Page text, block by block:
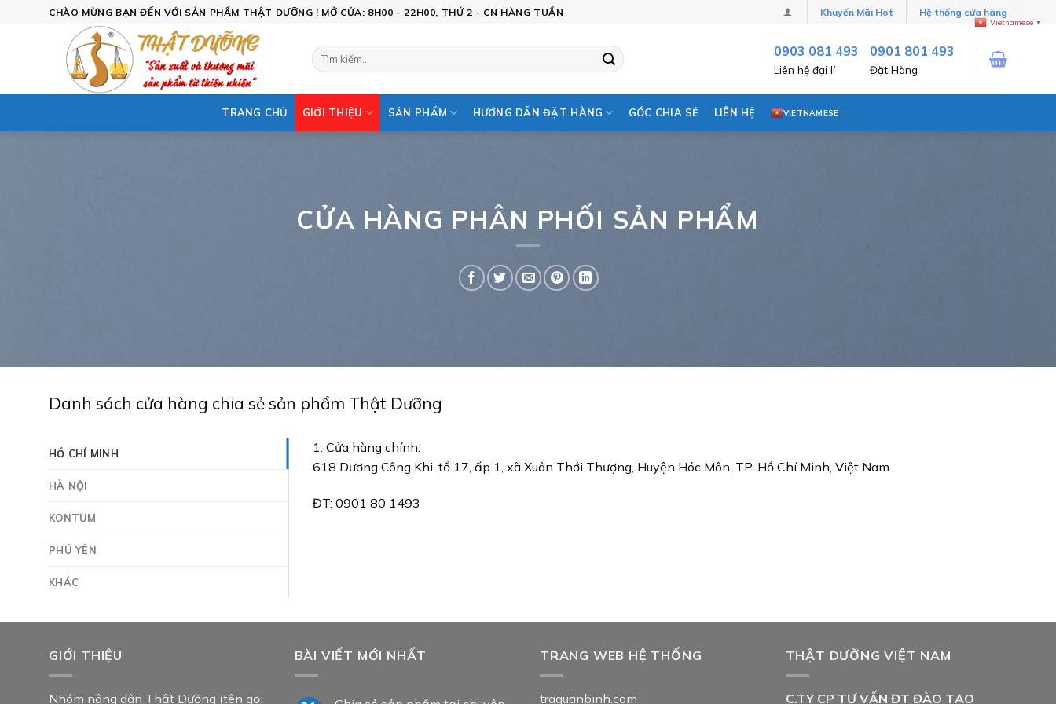
CHÀO MỪNG BẠN ĐẾN VỚI SẢN PHẨM THẬT DƯỠNG ! MỞ CỬA: 8H00 - 22H00, THỨ 2 - CN HÀNG TUẦN Khuyến Mãi Hot Hệ thống cửa hàng
Tìm
kiếm:
0903 081 493
Liên hệ đại lí
0901 801 493
Đặt Hàng
TRANG CHỦ GIỚI THIỆU SẢN PHẨM HƯỚNG DẪN ĐẶT HÀNG GÓC CHIA SẺ LIÊN HỆ VIETNAMESE ▼
CỬA HÀNG PHÂN PHỐI SẢN PHẨM
Danh sách cửa hàng chia sẻ sản phẩm Thật Dưỡng
HỒ CHÍ MINH
HÀ NỘI
KONTUM
PHÚ YÊN
KHÁC
1. Cửa hàng chính:
618 Dương Công Khi, tổ 17, ấp 1, xã Xuân Thới Thượng, Huyện Hóc Môn, TP. Hồ Chí Minh, Việt Nam
ĐT: 0901 80 1493
GIỚI THIỆU
Nhóm nông dân Thật Dưỡng (tên gọi
BÀI VIẾT MỚI NHẤT TRANG WEB HỆ THỐNG
traquanbinh.com
THẬT DƯỠNG VIỆT NAM
C.TY CP TƯ VẤN ĐT ĐÀO TẠO
Vietnamese ▼